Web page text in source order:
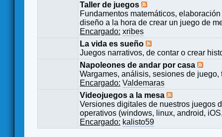
Taller de juegos
Fundamentos matemáticos,
diseño a la hora de crear un juego de
Encargado: xribes
La vida es sueño
Juegos narrativos, de contar o crear
Napoleones de andar por casa
Wargames, análisis, sesiones de
Encargado: Valdemaras
Videojuegos a la mesa
Versiones digitales de nuestros juegos
operativos (windows, linux, android,
Encargado: kalisto59